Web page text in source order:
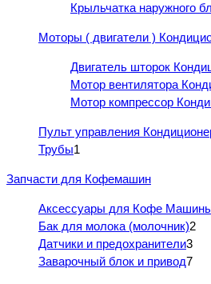
Крыльчатка наружного
Моторы ( двигатели )
Двигатель шторок
Мотор вентилятора
Мотор компрессор
Пульт управления
Трубы1
Запчасти для Кофемашин
Аксессуары для Кофе
Бак для молока (молочник)2
Датчики и предохранители3
Заварочный блок и привод7